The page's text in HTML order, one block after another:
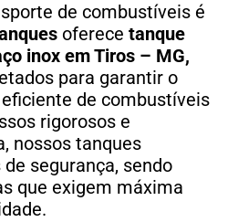
de combustíveis é
oferece tanque
inox em Tiros – MG,
para garantir o
de combustíveis
rigorosos e
nossos tanques
segurança, sendo
que exigem máxima